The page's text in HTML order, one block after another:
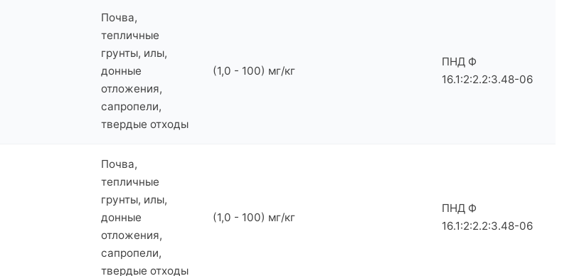
Почва,
тепличные
грунты, илы,
донные
отложения,
сапропели,
твердые отходы
(1,0 - 100) мг/кг
ПНД Ф
16.1:2:2.2:3.48-06
Почва,
тепличные
грунты, илы,
донные
отложения,
сапропели,
твердые отходы
(1,0 - 100) мг/кг
ПНД Ф
16.1:2:2.2:3.48-06